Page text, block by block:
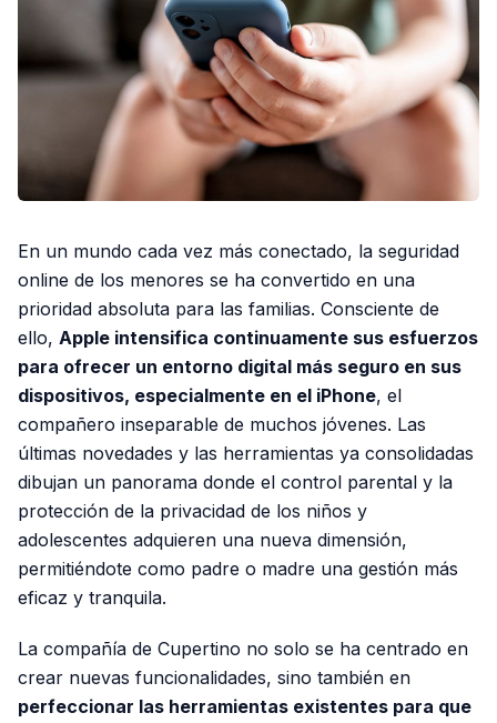
En un mundo cada vez más conectado, la seguridad
online de los menores se ha convertido en una
prioridad absoluta para las familias. Consciente de
ello, Apple intensifica continuamente sus esfuerzos
para ofrecer un entorno digital más seguro en sus
dispositivos, especialmente en el iPhone, el
compañero inseparable de muchos jóvenes. Las
últimas novedades y las herramientas ya consolidadas
dibujan un panorama donde el control parental y la
protección de la privacidad de los niños y
adolescentes adquieren una nueva dimensión,
permitiéndote como padre o madre una gestión más
eficaz y tranquila.
La compañía de Cupertino no solo se ha centrado en
crear nuevas funcionalidades, sino también en
perfeccionar las herramientas existentes para que